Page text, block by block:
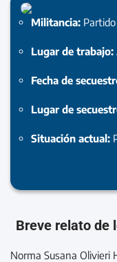
Militancia:
Lugar de trabajo:
Fecha de
Lugar de
Situación actual:
Breve relato de
Norma Susana Olivieri